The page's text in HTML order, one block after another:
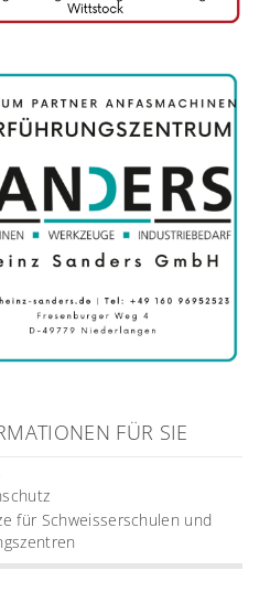
FÜR SIE
für Schweisserschulen und